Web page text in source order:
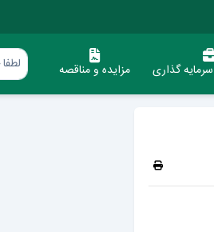
گذاری مزایده و مناقصه